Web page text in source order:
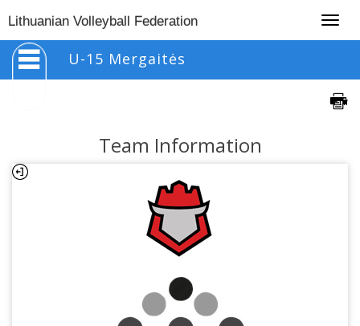
Lithuanian Volleyball Federation
U-15 Mergaitės
Team Information